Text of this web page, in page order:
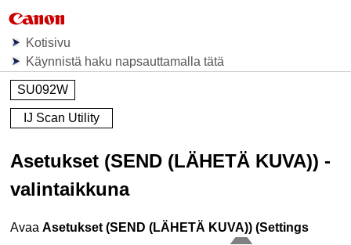
Kotisivu
Käynnistä haku napsauttamalla tätä
SU092W
IJ Scan Utility
Asetukset (SEND (LÄHETÄ KUVA)) -
valintaikkuna
AvaaAsetukset (SEND (LÄHETÄ KUVA)) (Settings